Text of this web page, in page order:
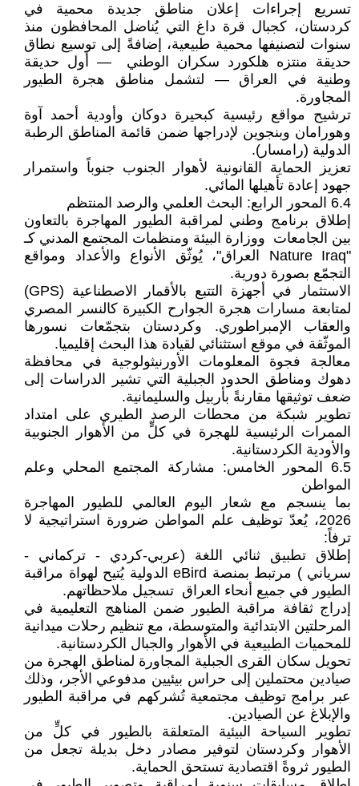
تسريع إجراءات إعلان مناطق جديدة محمية في
كردستان، كجبال قرة داغ التي يُناضل المحافظون منذ
سنوات لتصنيفها محمية طبيعية، إضافةً إلى توسيع نطاق
حديقة منتزه هلكورد سكران الوطني — أول حديقة
وطنية في العراق — لتشمل مناطق هجرة الطيور
المجاورة.
ترشيح مواقع رئيسية كبحيرة دوكان وأودية أحمد آوة
وهورامان وبنجوين لإدراجها ضمن قائمة المناطق الرطبة
الدولية (رامسار).
تعزيز الحماية القانونية لأهوار الجنوب جنوباً واستمرار
جهود إعادة تأهيلها المائي.
6.4 المحور الرابع: البحث العلمي والرصد المنتظم
إطلاق برنامج وطني لمراقبة الطيور المهاجرة بالتعاون
بين الجامعات ووزارة البيئة ومنظمات المجتمع المدني كـ
"Nature Iraq العراق"، يُوثّق الأنواع والأعداد ومواقع
التجمّع بصورة دورية.
الاستثمار في أجهزة التتبع بالأقمار الاصطناعية (GPS)
لمتابعة مسارات هجرة الجوارح الكبيرة كالنسر المصري
والعقاب الإمبراطوري. وكردستان بتجمّعات نسورها
الموثّقة في موقع استثنائي لقيادة هذا البحث إقليميا.
معالجة فجوة المعلومات الأورنيثولوجية في محافظة
دهوك ومناطق الحدود الجبلية التي تشير الدراسات إلى
ضعف توثيقها مقارنةً بأربيل والسليمانية.
تطوير شبكة من محطات الرصد الطيري على امتداد
الممرات الرئيسية للهجرة في كلٍّ من الأهوار الجنوبية
والأودية الكردستانية.
6.5 المحور الخامس: مشاركة المجتمع المحلي وعلم
المواطن
بما ينسجم مع شعار اليوم العالمي للطيور المهاجرة
2026، يُعدّ توظيف علم المواطن ضرورة استراتيجية لا
ترفاً:
إطلاق تطبيق ثنائي اللغة (عربي-كردي - تركماني -
سرياني ) مرتبط بمنصة eBird الدولية يُتيح لهواة مراقبة
الطيور في جميع أنحاء العراق تسجيل ملاحظاتهم.
إدراج ثقافة مراقبة الطيور ضمن المناهج التعليمية في
المرحلتين الابتدائية والمتوسطة، مع تنظيم رحلات ميدانية
للمحميات الطبيعية في الأهوار والجبال الكردستانية.
تحويل سكان القرى الجبلية المجاورة لمناطق الهجرة من
صيادين محتملين إلى حراس بيئيين مدفوعي الأجر، وذلك
عبر برامج توظيف مجتمعية تُشركهم في مراقبة الطيور
والإبلاغ عن الصيادين.
تطوير السياحة البيئية المتعلقة بالطيور في كلٍّ من
الأهوار وكردستان لتوفير مصادر دخل بديلة تجعل من
الطيور ثروةً اقتصادية تستحق الحماية.